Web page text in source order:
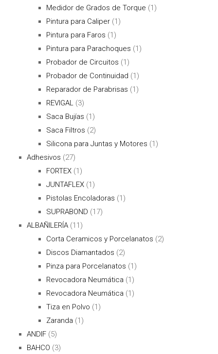
Medidor de Grados de Torque (1)
Pintura para Caliper (1)
Pintura para Faros (1)
Pintura para Parachoques (1)
Probador de Circuitos (1)
Probador de Continuidad (1)
Reparador de Parabrisas (1)
REVIGAL (3)
Saca Bujías (1)
Saca Filtros (2)
Silicona para Juntas y Motores (1)
Adhesivos (27)
FORTEX (1)
JUNTAFLEX (1)
Pistolas Encoladoras (1)
SUPRABOND (17)
ALBAÑILERÍA (11)
Corta Ceramicos y Porcelanatos (2)
Discos Diamantados (2)
Pinza para Porcelanatos (1)
Revocadora Neumática (1)
Revocadora Neumática (1)
Tiza en Polvo (1)
Zaranda (1)
ANDIF (5)
BAHCO (3)